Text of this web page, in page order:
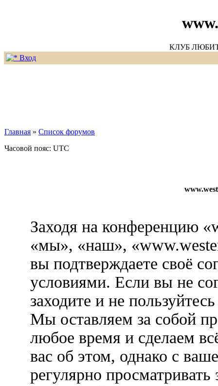
КЛУБ
Вход
Главная » Список форумов
Часовой пояс: UTC
Заходя на конференцию
«мы», «наш»,
вы подтверждаете своё
условиями. Если вы не
заходите и не
Мы оставляем за собой
любое время и сделаем
вас об этом, однако с
регулярно просматривать